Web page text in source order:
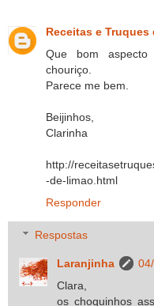
Receitas e Truques
Que bom
chouriço.
Parece me bem.
Beijinhos,
Clarinha
http://
-de-limao.html
Responder
Respostas
Laranjinha
Clara,
os choquinhos